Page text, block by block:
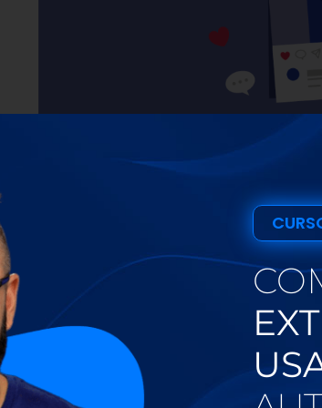
O feed é tão importantequanto à sua Biografia
por isso, se você deseja que o visitante
e se engajar, o seu feed precisa estar organizado.
Com isso, você aumentará o número de
você use o Instagram para promover algum
Se o visitante encontra um feed bagunçado e
Mas, se o seu feed estiver organizado,
baixo e voltará ao seu perfil sempre que você
Além disso,
com um feed organizado, as